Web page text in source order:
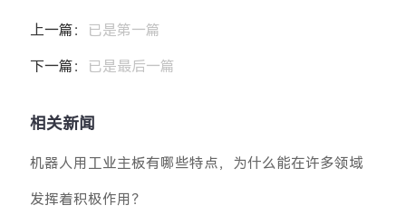
上一篇： 已是第一篇
下一篇： 已是最后一篇
相关新闻
机器人用工业主板有哪些特点，为什么能在许多领域
发挥着积极作用？